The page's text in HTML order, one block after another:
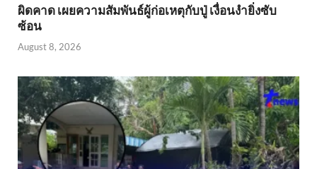
ผิดคาด เผยความสัมพันธ์ผู้ก่อเหตุกับปู่ เงื่อนงำยิ่งซับ
ซ้อน
August 8, 2026